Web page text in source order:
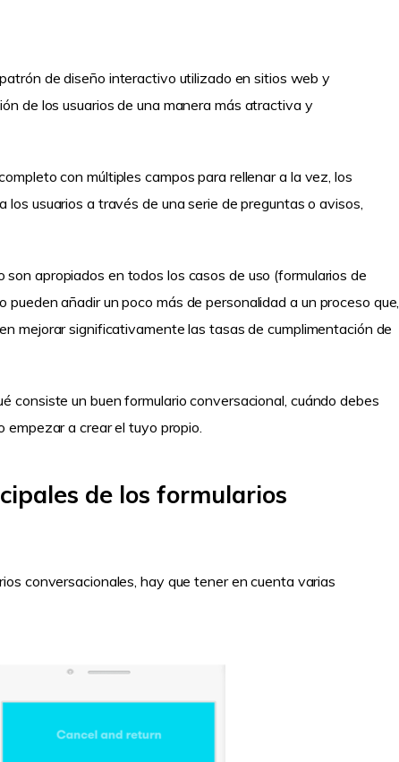
de diseño interactivo utilizado en sitios web y
de los usuarios de una manera más atractiva y
con múltiples campos para rellenar a la vez, los
los usuarios a través de una serie de preguntas o avisos,
apropiados en todos los casos de uso (formularios de
pueden añadir un poco más de personalidad a un proceso que,
mejorar significativamente las tasas de cumplimentación de
consiste un buen formulario conversacional, cuándo debes
empezar a crear el tuyo propio.
de los formularios
conversacionales, hay que tener en cuenta varias